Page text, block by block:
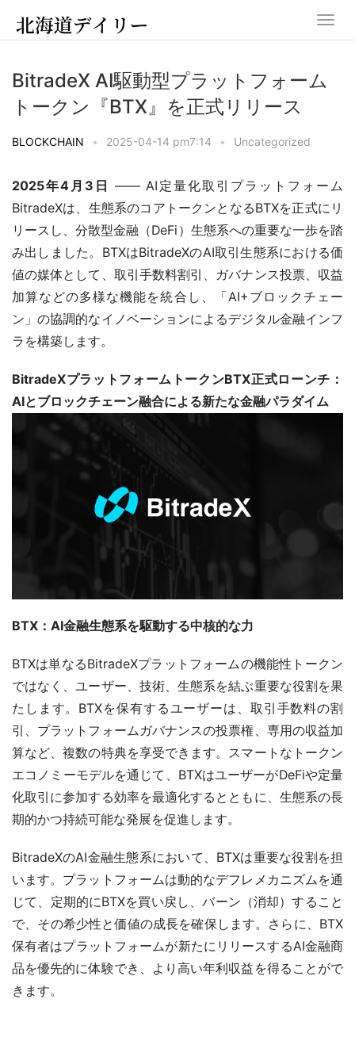
BitradeX AI駆動型プラットフォーム
トークン『BTX』を正式リリース
BLOCKCHAIN • 2025-04-14 pm7:14 • Uncategorized
2025年4月3日 —— AI定量化取引プラットフォーム
BitradeXは、生態系のコアトークンとなるBTXを正式にリ
リースし、分散型金融（DeFi）生態系への重要な一歩を踏
み出しました。BTXはBitradeXのAI取引生態系における価
値の媒体として、取引手数料割引、ガバナンス投票、収益
加算などの多様な機能を統合し、「AI+ブロックチェー
ン」の協調的なイノベーションによるデジタル金融インフ
ラを構築します。
BitradeXプラットフォームトークンBTX正式ローンチ：
AIとブロックチェーン融合による新たな金融パラダイム
BTX：AI金融生態系を駆動する中核的な力
BTXは単なるBitradeXプラットフォームの機能性トークン
ではなく、ユーザー、技術、生態系を結ぶ重要な役割を果
たします。BTXを保有するユーザーは、取引手数料の割
引、プラットフォームガバナンスの投票権、専用の収益加
算など、複数の特典を享受できます。スマートなトークン
エコノミーモデルを通じて、BTXはユーザーがDeFiや定量
化取引に参加する効率を最適化するとともに、生態系の長
期的かつ持続可能な発展を促進します。
BitradeXのAI金融生態系において、BTXは重要な役割を担
います。プラットフォームは動的なデフレメカニズムを通
じて、定期的にBTXを買い戻し、バーン（消却）すること
で、その希少性と価値の成長を確保します。さらに、BTX
保有者はプラットフォームが新たにリリースするAI金融商
品を優先的に体験でき、より高い年利収益を得ることがで
きます。